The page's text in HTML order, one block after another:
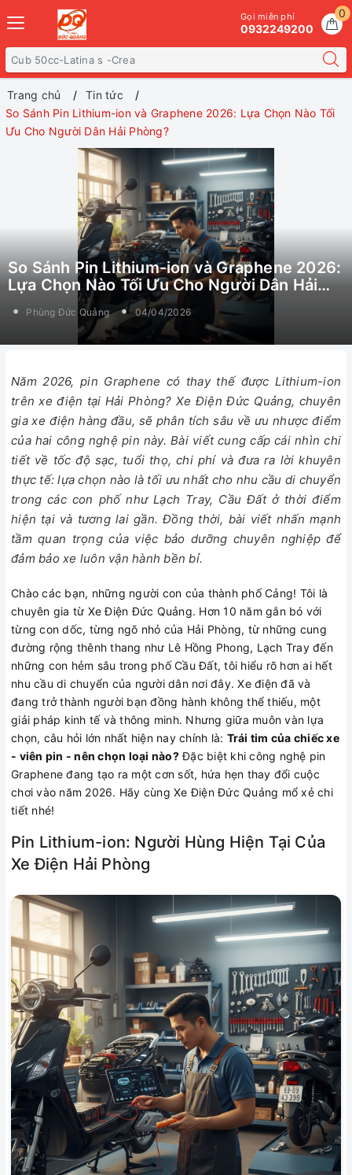
0
Gọi miễn phí
0932249200
Trang chủ
Tin tức
So Sánh Pin Lithium-ion và Graphene 2026: Lựa Chọn Nào Tối
Ưu Cho Người Dân Hải Phòng?
So Sánh Pin Lithium-ion và Graphene 2026:
Lựa Chọn Nào Tối Ưu Cho Người Dân Hải
Phùng Đức Quảng 04/04/2026
Năm 2026, pin Graphene có thay thế được Lithium-ion
trên xe điện tại Hải Phòng? Xe Điện Đức Quảng, chuyên
gia xe điện hàng đầu, sẽ phân tích sâu về ưu nhược điểm
của hai công nghệ pin này. Bài viết cung cấp cái nhìn chi
tiết về tốc độ sạc, tuổi thọ, chi phí và đưa ra lời khuyên
thực tế: lựa chọn nào là tối ưu nhất cho nhu cầu di chuyển
trong các con phố như Lạch Tray, Cầu Đất ở thời điểm
hiện tại và tương lai gần. Đồng thời, bài viết nhấn mạnh
tầm quan trọng của việc bảo dưỡng chuyên nghiệp để
đảm bảo xe luôn vận hành bền bỉ.
Chào các bạn, những người con của thành phố Cảng! Tôi là
chuyên gia từ Xe Điện Đức Quảng. Hơn 10 năm gắn bó với
từng con dốc, từng ngõ nhỏ của Hải Phòng, từ những cung
đường rộng thênh thang như Lê Hồng Phong, Lạch Tray đến
những con hẻm sâu trong phố Cầu Đất, tôi hiểu rõ hơn ai hết
nhu cầu di chuyển của người dân nơi đây. Xe điện đã và
đang trở thành người bạn đồng hành không thể thiếu, một
giải pháp kinh tế và thông minh. Nhưng giữa muôn vàn lựa
chọn, câu hỏi lớn nhất hiện nay chính là: Trái tim của chiếc xe
- viên pin - nên chọn loại nào?Đặc biệt khi công nghệ pin
Graphene đang tạo ra một cơn sốt, hứa hẹn thay đổi cuộc
chơi vào năm 2026. Hãy cùng Xe Điện Đức Quảng mổ xẻ chi
tiết nhé!
Pin Lithium-ion: Người Hùng Hiện Tại Của
Xe Điện Hải Phòng